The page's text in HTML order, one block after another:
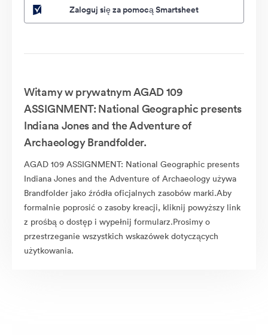
Zaloguj się za pomocą Smartsheet
Witamy w prywatnym AGAD 109
ASSIGNMENT: National Geographic presents
Indiana Jones and the Adventure of
Archaeology Brandfolder.
AGAD 109 ASSIGNMENT: National Geographic presents
Indiana Jones and the Adventure of Archaeology używa
Brandfolder jako źródła oficjalnych zasobów marki.Aby
formalnie poprosić o zasoby kreacji, kliknij powyższy link
z prośbą o dostęp i wypełnij formularz.Prosimy o
przestrzeganie wszystkich wskazówek dotyczących
użytkowania.